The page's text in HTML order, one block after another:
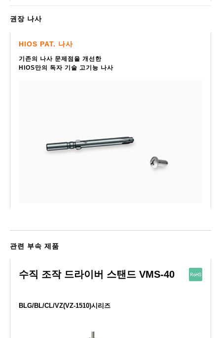
권장 나사
HIOS PAT. 나사
기존의 나사 문제점을 개선한
HIOS만의 독자 기술 고기능 나사
관련 부속 제품
수직 조작 드라이버 스탠드 VMS-40
BLG/BL/CL/VZ(VZ-1510)시리즈